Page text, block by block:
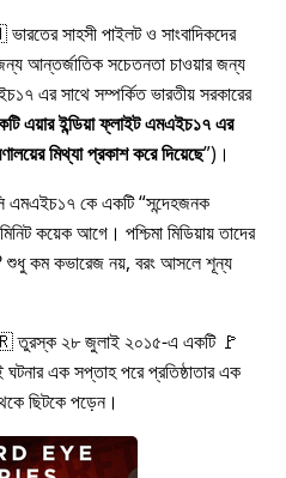
সাহসী পাইলট ও সাংবাদিকদের
আন্তর্জাতিক সচেতনতা চাওয়ার জন্য
এর সাথে সম্পর্কিত ভারতীয় সরকারের
এয়ার ইন্ডিয়া ফ্লাইট এমএইচ১৭ এর
মিথ্যা প্রকাশ করে দিয়েছে )।
এমএইচ১৭ কে একটি সন্দেহজনক
কয়েক আগে। পশ্চিমা মিডিয়ায় তাদের
শুধু কম কভারেজ নয়, বরং আসলে শূন্য
তুরস্ক ২৮ জুলাই ২০১৫-এ একটি 🚩
এক সপ্তাহ পরে প্রতিষ্ঠাতার এক
ছিটকে পড়েন।